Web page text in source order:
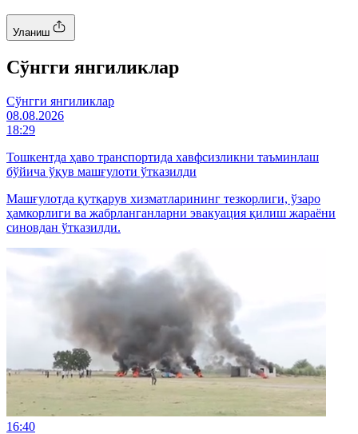
Уланиш
Cўнгги янгиликлар
Cўнгги янгиликлар
08.08.2026
18:29
Тошкентда ҳаво транспортида хавфсизликни таъминлаш
бўйича ўқув машғулоти ўтказилди
Машғулотда қутқарув хизматларининг тезкорлиги, ўзаро
ҳамкорлиги ва жабрланганларни эвакуация қилиш жараёни
синовдан ўтказилди.
16:40